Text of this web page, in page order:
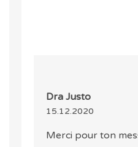
Dra Justo
15.12.2020
Merci pour ton